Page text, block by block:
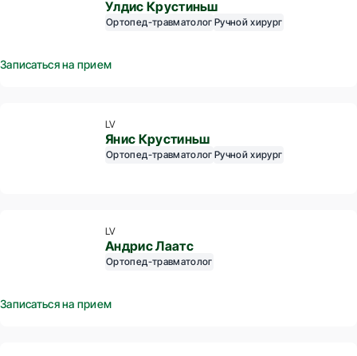
Улдис Крустиньш
Ортопед-травматолог Ручной хирург
Записаться на прием
LV
Янис Крустиньш
Ортопед-травматолог Ручной хирург
LV
Андрис Лаатс
Ортопед-травматолог
Записаться на прием